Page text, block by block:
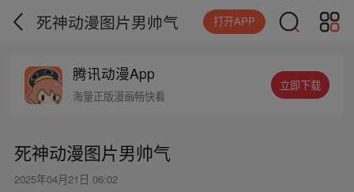
死神动漫图片男帅气 打开APP
腾讯动漫App
海量正版漫画畅快看
立即下载
死神动漫图片男帅气
2025年04月21日 06:02